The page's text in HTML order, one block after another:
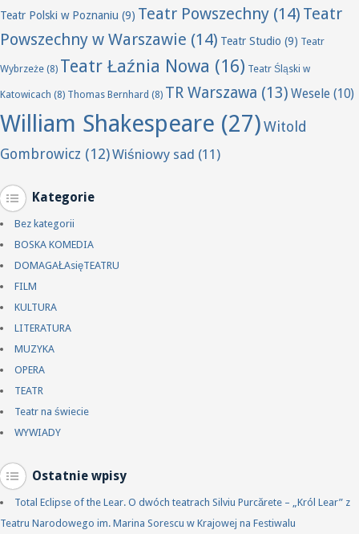
Teatr Polski w Poznaniu (9) Teatr Powszechny (14) Teatr
Powszechny w Warszawie (14) Teatr Studio (9) Teatr
Wybrzeże (8) Teatr Łaźnia Nowa (16) Teatr Śląski w
Katowicach (8) Thomas Bernhard (8) TR Warszawa (13) Wesele (10)
William Shakespeare (27)Witold
Gombrowicz (12)Wiśniowy sad (11)
Kategorie
Bez kategorii
BOSKA KOMEDIA
DOMAGAŁAsięTEATRU
FILM
KULTURA
LITERATURA
MUZYKA
OPERA
TEATR
Teatr na świecie
WYWIADY
Ostatnie wpisy
Total Eclipse of the Lear. O dwóch teatrach Silviu Purcărete – „Król Lear” z
Teatru Narodowego im. Marina Sorescu w Krajowej na Festiwalu